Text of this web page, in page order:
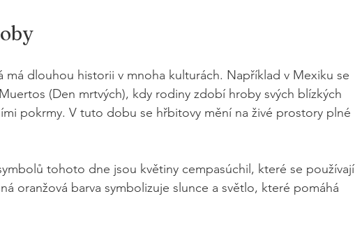
má dlouhou historii v mnoha kulturách. Například v Mexiku se
(Den mrtvých), kdy rodiny zdobí hroby svých blízkých
pokrmy. V tuto dobu se hřbitovy mění na živé prostory plné
tohoto dne jsou květiny cempasúchil, které se používají
oranžová barva symbolizuje slunce a světlo, které pomáhá